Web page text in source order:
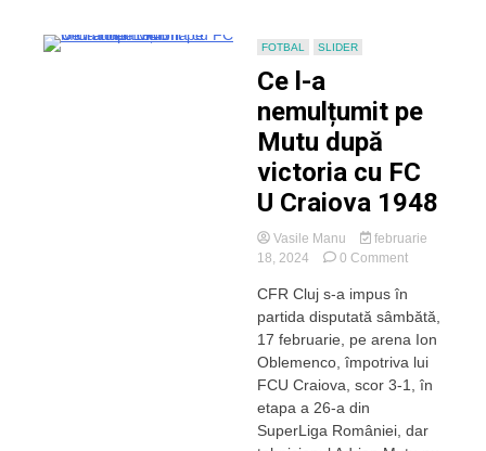
FOTBAL SLIDER
Ce l-a
nemulțumit pe
Mutu după
victoria cu FC
U Craiova 1948
Vasile Manu
februarie
18, 2024
0 Commenton
l-
a
nemulțumit
pe
după
cu
CFR Cluj s-a impus în
partida disputată sâmbătă,
17 februarie, pe arena Ion
Oblemenco, împotriva lui
FCU Craiova, scor 3-1, în
etapa a 26-a din
SuperLiga României, dar